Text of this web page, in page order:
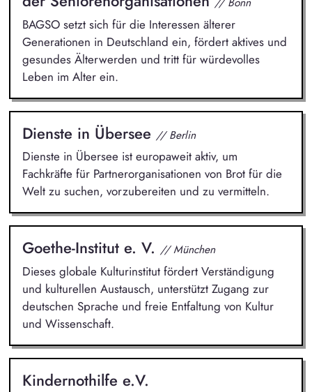
BAGSO setzt sich für die Interessen älterer
Generationen in Deutschland ein, fördert aktives und
gesundes Älterwerden und tritt für würdevolles
Leben im Alter ein.
Dienste in Übersee // Berlin
Dienste in Übersee ist europaweit aktiv, um
Fachkräfte für Partnerorganisationen von Brot für die
Welt zu suchen, vorzubereiten und zu vermitteln.
Goethe-Institut e. V. // München
Dieses globale Kulturinstitut fördert Verständigung
und kulturellen Austausch, unterstützt Zugang zur
deutschen Sprache und freie Entfaltung von Kultur
und Wissenschaft.
Kindernothilfe e.V.